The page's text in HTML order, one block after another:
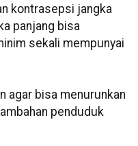
kontrasepsi jangka
panjang bisa
sekali mempunyai
agar bisa menurunkan
penduduk